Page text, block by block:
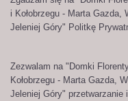
i Kołobrzegu - Marta
Jeleniej Góry" Politkę
Zezwalam na "Domki
Kołobrzegu - Marta Gazda,
Jeleniej Góry" przetwarzanie